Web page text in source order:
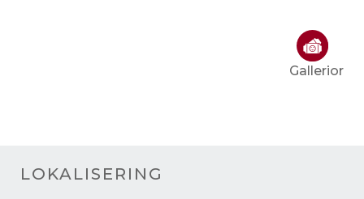
Gallerior
LOKALISERING